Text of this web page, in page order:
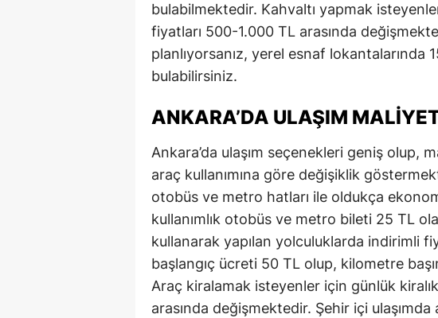
bulabilmektedir. Kahvaltı yapmak
fiyatları 500-1.000 TL arasında
planlıyorsanız, yerel esnaf lokantalarında
bulabilirsiniz.
ANKARA’DA ULAŞIM
Ankara’da ulaşım seçenekleri geniş olup,
araç kullanımına göre değişiklik
otobüs ve metro hatları ile oldukça
kullanımlık otobüs ve metro bileti 25 TL
kullanarak yapılan yolculuklarda indirimli
başlangıç ücreti 50 TL olup, kilometre
Araç kiralamak isteyenler için günlük
arasında değişmektedir. Şehir içi